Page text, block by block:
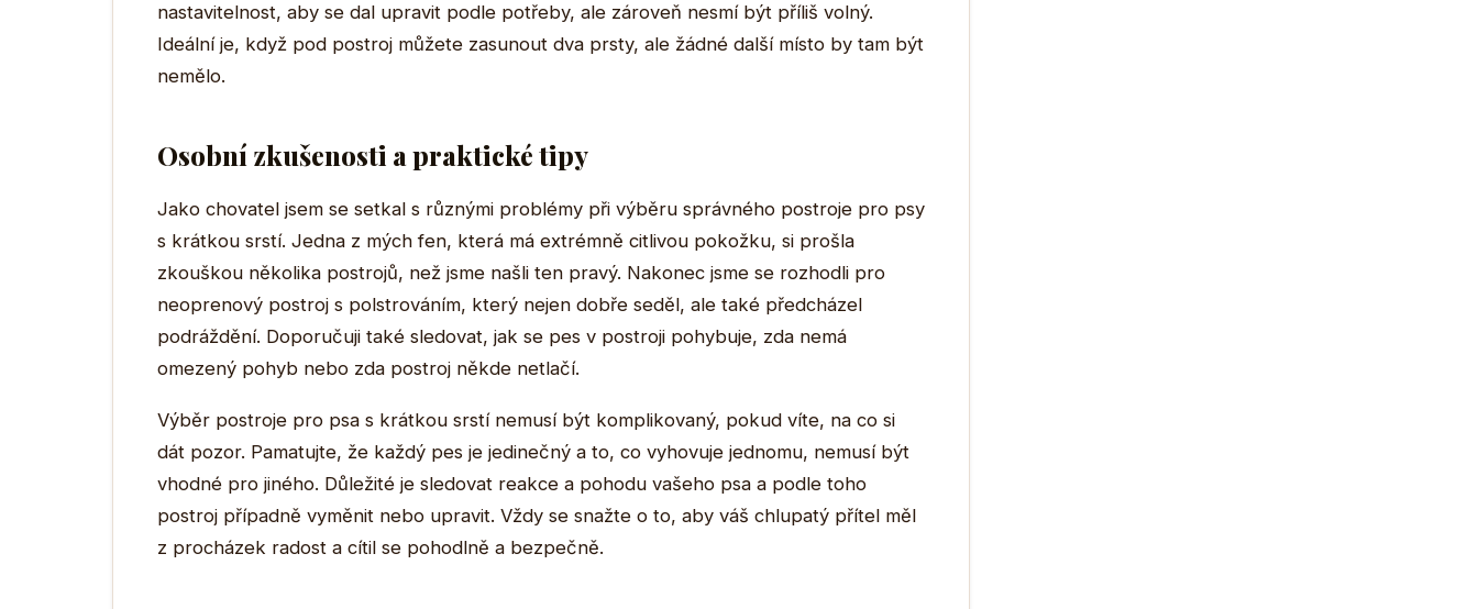
nastavitelnost, aby se dal upravit podle potřeby, ale zároveň nesmí být příliš volný.
Ideální je, když pod postroj můžete zasunout dva prsty, ale žádné další místo by tam být
nemělo.
Osobní zkušenosti a praktické tipy
Jako chovatel jsem se setkal s různými problémy při výběru správného postroje pro psy
s krátkou srstí. Jedna z mých fen, která má extrémně citlivou pokožku, si prošla
zkouškou několika postrojů, než jsme našli ten pravý. Nakonec jsme se rozhodli pro
neoprenový postroj s polstrováním, který nejen dobře seděl, ale také předcházel
podráždění. Doporučuji také sledovat, jak se pes v postroji pohybuje, zda nemá
omezený pohyb nebo zda postroj někde netlačí.
Výběr postroje pro psa s krátkou srstí nemusí být komplikovaný, pokud víte, na co si
dát pozor. Pamatujte, že každý pes je jedinečný a to, co vyhovuje jednomu, nemusí být
vhodné pro jiného. Důležité je sledovat reakce a pohodu vašeho psa a podle toho
postroj případně vyměnit nebo upravit. Vždy se snažte o to, aby váš chlupatý přítel měl
z procházek radost a cítil se pohodlně a bezpečně.